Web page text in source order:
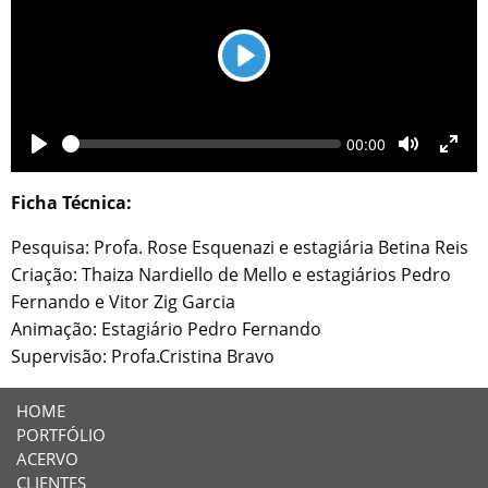
Play
Seek Current
00:00
Mute
Ficha Técnica:
Pesquisa: Profa. Rose Esquenazi e estagiária Betina Reis
Criação: Thaiza Nardiello de Mello e estagiários Pedro
Fernando e Vitor Zig Garcia
Animação: Estagiário Pedro Fernando
Supervisão: Profa.Cristina Bravo
HOME
PORTFÓLIO
ACERVO
CLIENTES